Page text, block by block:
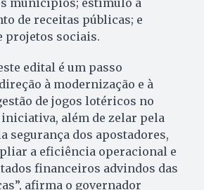
de receitas públicas; e
projetos sociais.
edital é um passo
à modernização e à
de jogos lotéricos no
iniciativa, além de zelar pela
segurança dos apostadores,
a eficiência operacional e
financeiros advindos das
afirma o governador